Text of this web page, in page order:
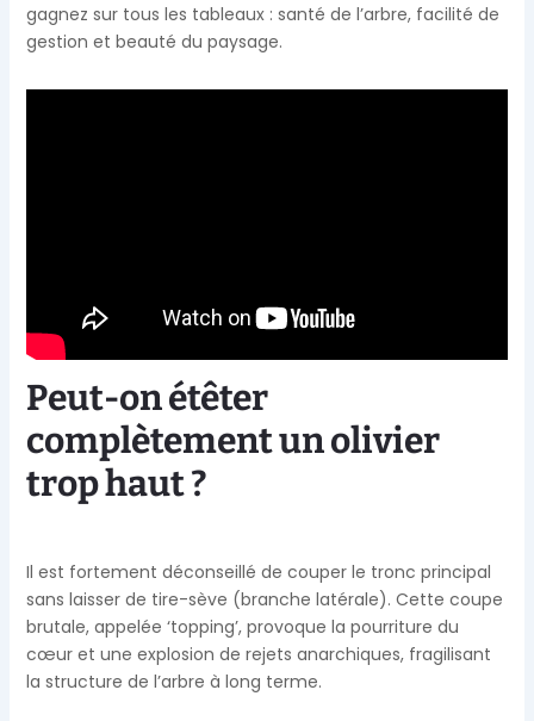
gagnez sur tous les tableaux : santé de l’arbre, facilité de
gestion et beauté du paysage.
Peut-on étêter
complètement un olivier
trop haut ?
Il est fortement déconseillé de couper le tronc principal
sans laisser de tire-sève (branche latérale). Cette coupe
brutale, appelée ‘topping’, provoque la pourriture du
cœur et une explosion de rejets anarchiques, fragilisant
la structure de l’arbre à long terme.